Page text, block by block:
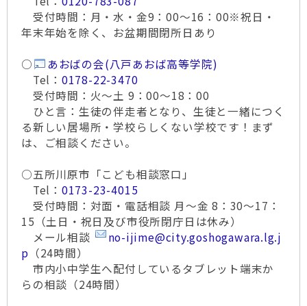
受付時間：月・水・金9：00～16：00※祝日・
年末年始を除く、お盆期間閉所日あり
○
あおばの会(八戸あおば高等学院)
Tel： 0178-22-3470
受付時間：火～土 9：00～18：00
ひと言：生徒の伴走者となり、生徒と一緒につく
る新しい居場所・学校らしくない学校です！まず
は、ご相談ください。
○五所川原市「こども相談窓口」
Tel： 0173-23-4015
受付時間：対面・電話相談 月～金 8：30～17：
15（土日・祝日及び市役所閉庁日は休み）
メール相談
no-ijime@city.goshogawara.lg.j
p （24時間）
市内小中学生へ配付しているタブレット端末か
らの相談（24時間）